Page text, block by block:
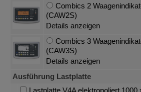
Combics 2
(CAW2S)
Details anzeigen
Combics 3
(CAW3S)
Details anzeigen
Ausführung Lastplatte
Lastplatte V4A elektropoliert 1000